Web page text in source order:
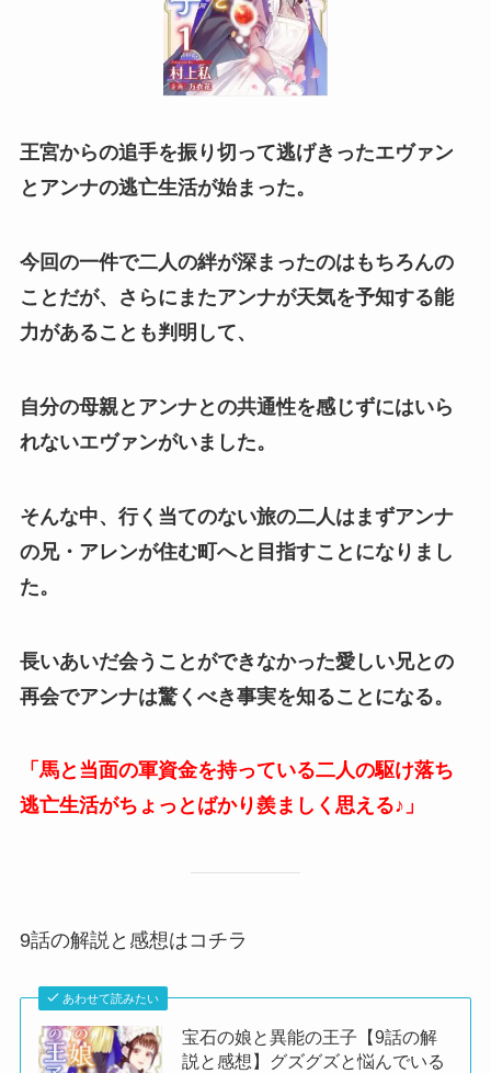
王宮からの追手を振り切って逃げきったエヴァン
とアンナの逃亡生活が始まった。
今回の一件で二人の絆が深まったのはもちろんの
ことだが、
さらにまたアンナが天気を予知する能
力があることも判明して、
自分の母親とアンナとの共通性を感じずにはいら
れないエヴァンがいました。
そんな中、行く当てのない旅の二人はまずアンナ
の兄・アレンが住む町へと目指すことになりまし
た。
長いあいだ会うことができなかった愛しい兄との
再会でアンナは驚くべき事実を知ることになる。
「馬と当面の軍資金を持っている二人の駆け落ち
逃亡生活がちょっとばかり羨ましく思える♪」
9話の解説と感想はコチラ
あわせて読みたい
宝石の娘と異能の王子【9話の解
説と感想】グズグズと悩んでいる